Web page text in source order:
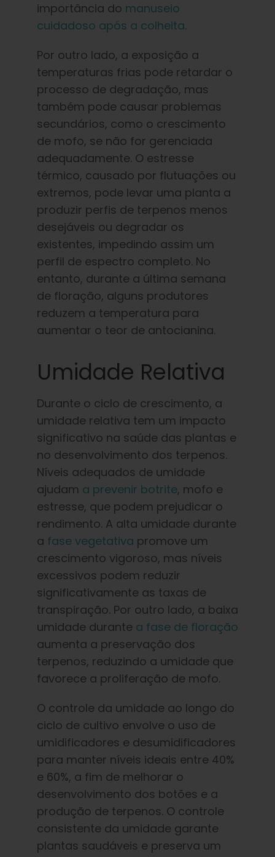
importância do manuseio
cuidadoso após a colheita.
Por outro lado, a exposição a
temperaturas frias pode retardar o
processo de degradação, mas
também pode causar problemas
secundários, como o crescimento
de mofo, se não for gerenciada
adequadamente. O estresse
térmico, causado por flutuações ou
extremos, pode levar uma planta a
produzir perfis de terpenos menos
desejáveis ou degradar os
existentes, impedindo assim um
perfil de espectro completo. No
entanto, durante a última semana
de floração, alguns produtores
reduzem a temperatura para
aumentar o teor de antocianina.
Umidade Relativa
Durante o ciclo de crescimento, a
umidade relativa tem um impacto
significativo na saúde das plantas e
no desenvolvimento dos terpenos.
Níveis adequados de umidade
ajudam a prevenir botrite, mofo e
estresse, que podem prejudicar o
rendimento. A alta umidade durante
a fase vegetativa promove um
crescimento vigoroso, mas níveis
excessivos podem reduzir
significativamente as taxas de
transpiração. Por outro lado, a baixa
umidade durante a fase de floração
aumenta a preservação dos
terpenos, reduzindo a umidade que
favorece a proliferação de mofo.
O controle da umidade ao longo do
ciclo de cultivo envolve o uso de
umidificadores e desumidificadores
para manter níveis ideais entre 40%
e 60%, a fim de melhorar o
desenvolvimento dos botões e a
produção de terpenos. O controle
consistente da umidade garante
plantas saudáveis e preserva um